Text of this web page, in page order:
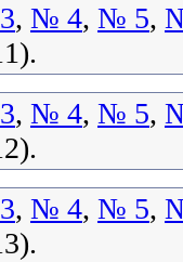
, № 4, № 5,
, № 4, № 5,
, № 4, № 5,